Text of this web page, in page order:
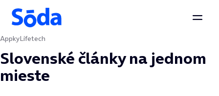
Preskočiť na obsah
AppkyLifetech
Slovenské články na jednom
mieste